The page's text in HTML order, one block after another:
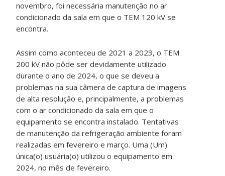
novembro, foi necessária manutenção no ar
condicionado da sala em que o TEM 120 kV se
encontra.
Assim como aconteceu de 2021 a 2023, o TEM
200 kV não pôde ser devidamente utilizado
durante o ano de 2024, o que se deveu a
problemas na sua câmera de captura de imagens
de alta resolução e, principalmente, a problemas
com o ar condicionado da sala em que o
equipamento se encontra instalado. Tentativas
de manutenção da refrigeração ambiente foram
realizadas em fevereiro e março. Uma (Um)
única(o) usuária(o) utilizou o equipamento em
2024, no mês de fevereiro.